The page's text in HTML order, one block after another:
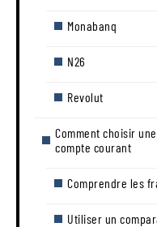
Monabanq
N26
Revolut
Comment choisir
compte courant
Comprendre les
Utiliser un